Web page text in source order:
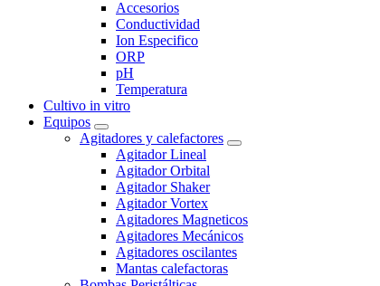
Accesorios
Conductividad
Ion Especifico
ORP
pH
Temperatura
Cultivo in vitro
Equipos
Agitadores y calefactores
Agitador Lineal
Agitador Orbital
Agitador Shaker
Agitador Vortex
Agitadores Magneticos
Agitadores Mecánicos
Agitadores oscilantes
Mantas calefactoras